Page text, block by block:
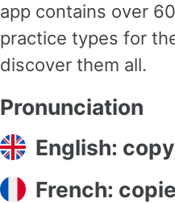
app contains over
practice types for
discover them all.
Pronunciation
English:
French: copie